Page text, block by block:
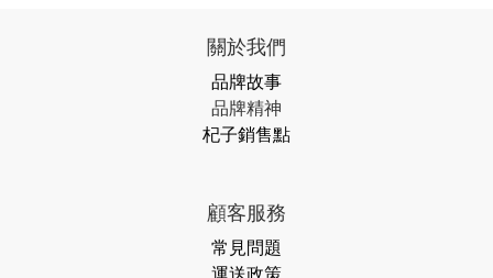
關於我們
品牌故事
品牌精神
杞子銷售點
顧客服務
常見問題